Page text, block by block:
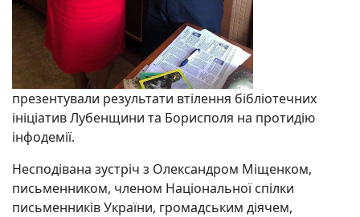
презентували результати втілення бібліотечних
ініціатив Лубенщини та Борисполя на протидію
інфодемії.
Несподівана зустріч з Олександром Міщенком,
письменником, членом Національної спілки
письменників України, громадським діячем,